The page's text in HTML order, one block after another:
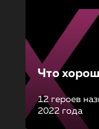
Что
12 героев
2022 года